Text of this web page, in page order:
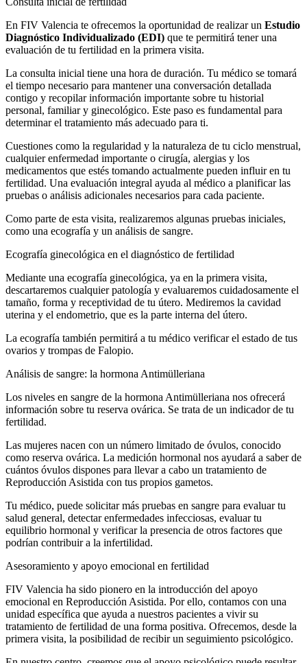
En FIV Valencia te ofrecemos la oportunidad de realizar un Estudio
Diagnóstico Individualizado (EDI) que te permitirá tener una
evaluación de tu fertilidad en la primera visita.
La consulta inicial tiene una hora de duración. Tu médico se tomará
el tiempo necesario para mantener una conversación detallada
contigo y recopilar información importante sobre tu historial
personal, familiar y ginecológico. Este paso es fundamental para
determinar el tratamiento más adecuado para ti.
Cuestiones como la regularidad y la naturaleza de tu ciclo menstrual,
cualquier enfermedad importante o cirugía, alergias y los
medicamentos que estés tomando actualmente pueden influir en tu
fertilidad. Una evaluación integral ayuda al médico a planificar las
pruebas o análisis adicionales necesarios para cada paciente.
Como parte de esta visita, realizaremos algunas pruebas iniciales,
como una ecografía y un análisis de sangre.
Ecografía ginecológica en el diagnóstico de fertilidad
Mediante una ecografía ginecológica, ya en la primera visita,
descartaremos cualquier patología y evaluaremos cuidadosamente el
tamaño, forma y receptividad de tu útero. Mediremos la cavidad
uterina y el endometrio, que es la parte interna del útero.
La ecografía también permitirá a tu médico verificar el estado de tus
ovarios y trompas de Falopio.
Análisis de sangre: la hormona Antimülleriana
Los niveles en sangre de la hormona Antimülleriana nos ofrecerá
información sobre tu reserva ovárica. Se trata de un indicador de tu
fertilidad.
Las mujeres nacen con un número limitado de óvulos, conocido
como reserva ovárica. La medición hormonal nos ayudará a saber de
cuántos óvulos dispones para llevar a cabo un tratamiento de
Reproducción Asistida con tus propios gametos.
Tu médico, puede solicitar más pruebas en sangre para evaluar tu
salud general, detectar enfermedades infecciosas, evaluar tu
equilibrio hormonal y verificar la presencia de otros factores que
podrían contribuir a la infertilidad.
Asesoramiento y apoyo emocional en fertilidad
FIV Valencia ha sido pionero en la introducción del apoyo
emocional en Reproducción Asistida. Por ello, contamos con una
unidad específica que ayuda a nuestros pacientes a vivir su
tratamiento de fertilidad de una forma positiva. Ofrecemos, desde la
primera visita, la posibilidad de recibir un seguimiento psicológico.